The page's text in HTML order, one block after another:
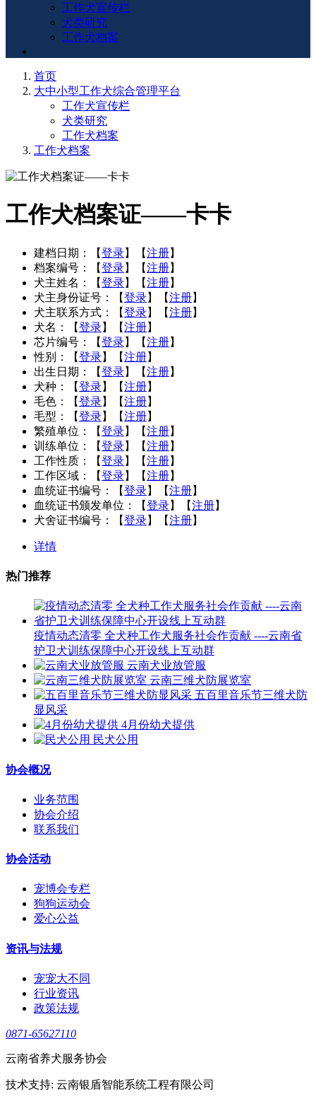
工作犬宣传栏
犬类研究
工作犬档案
首页
大中小型工作犬综合管理平台
工作犬宣传栏
犬类研究
工作犬档案
工作犬档案
工作犬档案证——卡卡
建档日期： 【登录】【注册】
档案编号：
【登录】【注册】
犬主姓名：
【登录】【注册】
犬主身份证号：
【登录】【注册】
犬主联系方式：
【登录】【注册】
犬名：
【登录】【注册】
芯片编号：
【登录】【注册】
性别：
【登录】【注册】
出生日期：
【登录】【注册】
犬种：
【登录】【注册】
毛色：
【登录】【注册】
毛型：
【登录】【注册】
繁殖单位：
【登录】【注册】
训练单位：
【登录】【注册】
工作性质：
【登录】【注册】
工作区域：
【登录】【注册】
血统证书编号：
【登录】【注册】
血统证书颁发单位：
【登录】【注册】
犬舍证书编号：
【登录】【注册】
详情
热门推荐
疫情动态清零 全犬种工作犬服务社会作贡献 ----云南省
护卫犬训练保障中心开设线上互动群
云南犬业放管服
云南三维犬防展览室
五百里音乐节三维犬防
显风采
4月份幼犬提供
民犬公用
协会概况
业务范围
协会介绍
联系我们
协会活动
宠博会专栏
狗狗运动会
爱心公益
资讯与法规
宠宠大不同
行业资讯
政策法规
0871-65627110
云南省养犬服务协会
技术支持: 云南银盾智能系统工程有限公司